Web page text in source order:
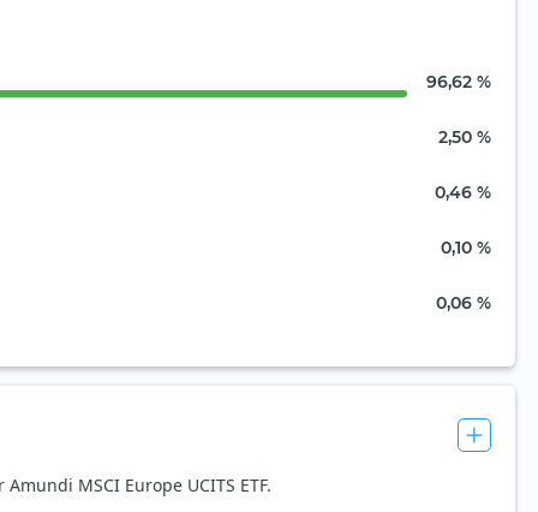
96,62 %
2,50 %
0,46 %
0,10 %
0,06 %
MSCI Europe UCITS ETF.